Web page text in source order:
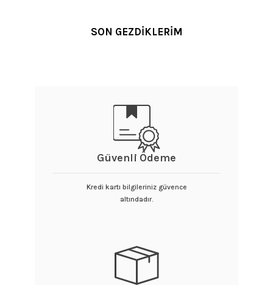
SON GEZDİKLERİM
Güvenli Ödeme
Kredi kartı bilgileriniz güvence
altındadır.